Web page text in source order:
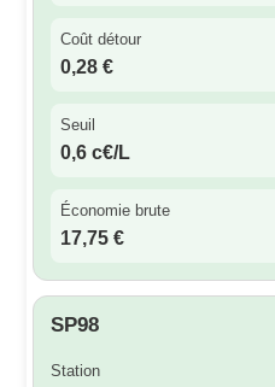
Coût détour
0,28 €
Seuil
0,6 c€/L
Économie brute
17,75 €
SP98
Station